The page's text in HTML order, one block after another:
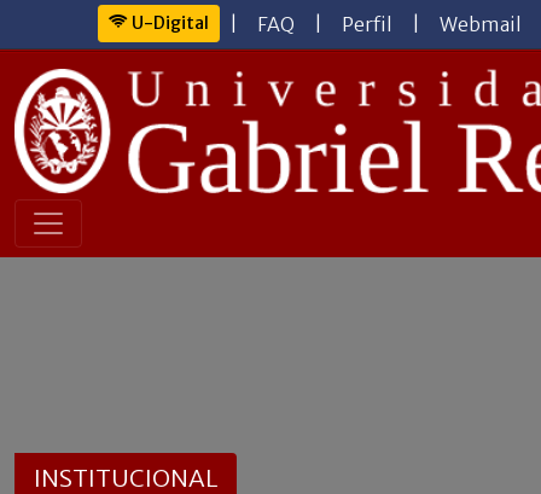
U-Digital FAQ Perfil Webmail
INSTITUCIONAL